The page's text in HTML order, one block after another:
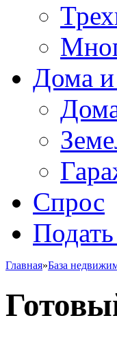
Дома и
Спрос
Главная»База